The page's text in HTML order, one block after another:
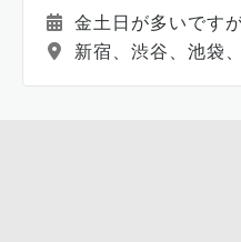
金土日が多いです
新宿、渋谷、池袋